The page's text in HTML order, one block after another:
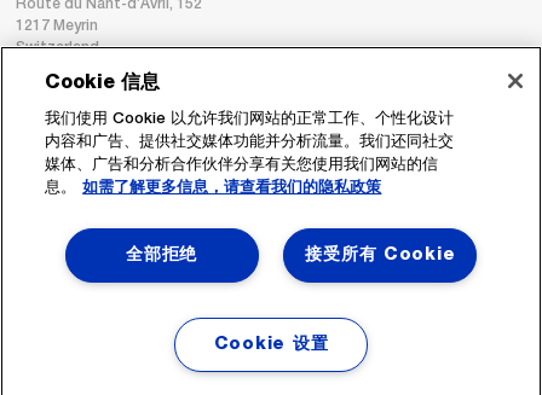
Route du Nant-d’Avril, 152
1217 Meyrin
Switzerland
Fax : +41 22 794 94 78
Cookie 信息
我们使用 Cookie 以允许我们网站的正常工作、个性化设计
内容和广告、提供社交媒体功能并分析流量。我们还同社交
媒体、广告和分析合作伙伴分享有关您使用我们网站的信
息。
如需了解更多信息，请查看我们的隐私政策
接受所有 Cookie
全部拒绝
Cookie 设置